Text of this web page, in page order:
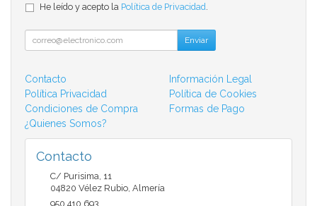
He leído y acepto la Política de Privacidad
Enviar
Contacto
Información Legal
Política Privacidad
Política de Cookies
Condiciones de Compra
Formas de Pago
¿Quienes Somos?
Contacto
C/ Purisima, 11
04820 Vélez Rubio Almería
950 410 693